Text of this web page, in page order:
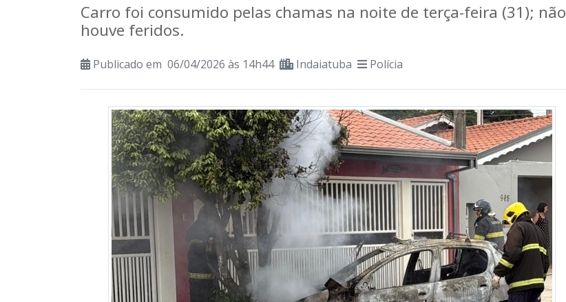
Carro foi consumido pelas chamas na noite de terça-feira (31); não
houve feridos.
Publicado em 06/04/2026 às 14h44 Indaiatuba Polícia